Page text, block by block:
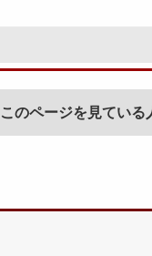
このページを見てい